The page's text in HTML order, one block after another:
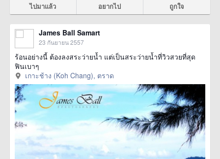
ไปมาแล้ว อยากไป ถูกใจ
James Ball Samart
23 กันยายน 2557
ร้อนอย่างนี้ ต้องลงสระว่ายน้ำ แต่เป็นสระว่ายน้ำที่วิวสวยที่สุด
ฟินเบาๆ
เกาะช้าง (Koh Chang), ตราด